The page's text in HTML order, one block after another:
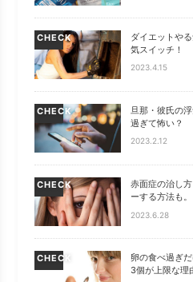
CHECK
ダイエットや
気スイッチ！
2023.4.15
CHECK
旦那・彼氏の
過ぎて怖い？
2023.2.12
CHECK
赤面症の治し
ーする方法も。
2023.6.28
CHECK
卵の食べ過ぎ
3個が上限な理